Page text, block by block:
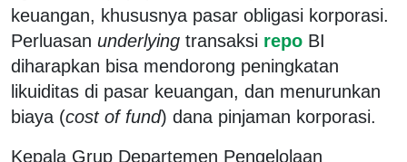
keuangan, khususnya pasar obligasi korporasi.
Perluasan underlying transaksi repo BI
diharapkan bisa mendorong peningkatan
likuiditas di pasar keuangan, dan menurunkan
biaya (cost of fund) dana pinjaman korporasi.
Kepala Grup Departemen Pengelolaan